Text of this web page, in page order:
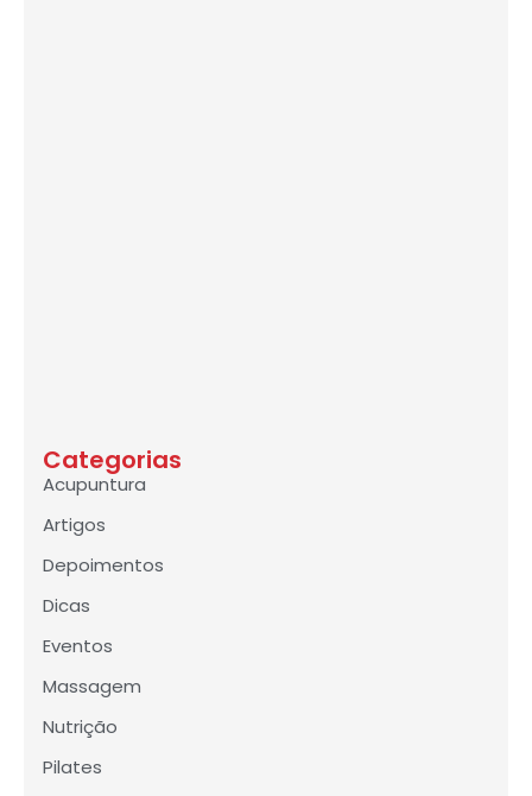
Categorias
Acupuntura
Artigos
Depoimentos
Dicas
Eventos
Massagem
Nutrição
Pilates